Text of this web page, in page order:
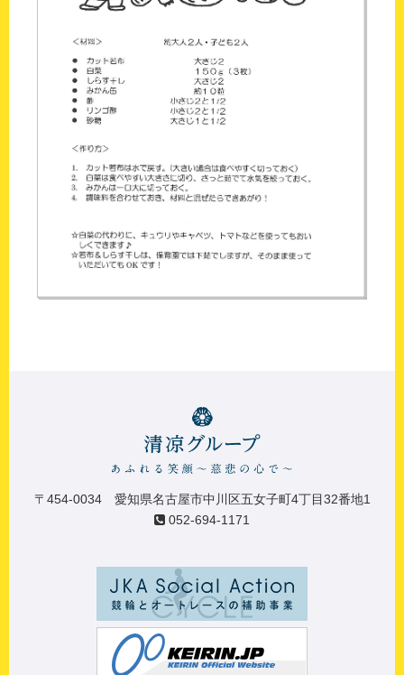
〒454-0034 愛知県名古屋市中川区五女子町4丁目32番地1
052-694-1171